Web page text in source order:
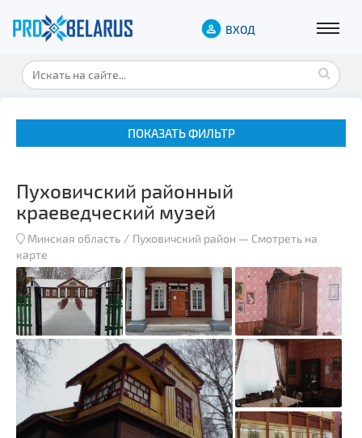
ВХОД
ПОКАЗАТЬ ФИЛЬТР
Музеи
Замки и дворцы
Военная история
Гражданская архитектура
Спортивные сооружения
Производства
Ратуши
Пуховичский районный
краеведческий музей
Минская область Пуховичский район — Смотреть на
карте